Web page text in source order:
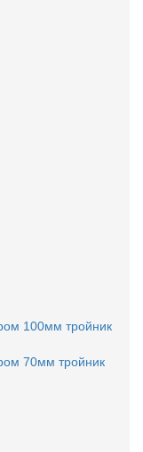
100мм тройник
70мм тройник